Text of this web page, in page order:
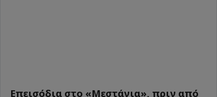
Επεισόδια στο «Μεστάγια», πριν από